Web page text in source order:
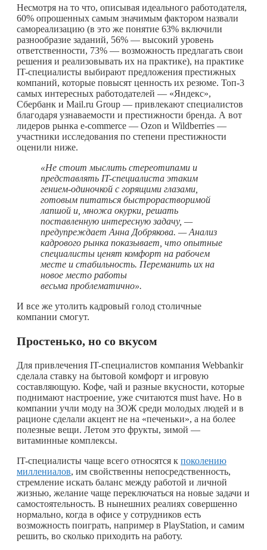
Несмотря на то что, описывая идеального работодателя,
60% опрошенных самым значимым фактором назвали
самореализацию (в это же понятие 63% включили
разнообразие заданий, 56% — высокий уровень
ответственности, 73% — возможность предлагать свои
решения и реализовывать их на практике), на практике
IT-специалисты выбирают предложения престижных
компаний, которые повысят ценность их резюме. Топ-3
самых интересных работодателей — «Яндекс»,
Сбербанк и Mail.ru Group — привлекают специалистов
благодаря узнаваемости и престижности бренда. А вот
лидеров рынка e-commerce — Ozon и Wildberries —
участники исследования по степени престижности
оценили ниже.
«Не стоит мыслить стереотипами и
представлять IT-специалиста этаким
гением-одиночкой с горящими глазами,
готовым питаться быстрорастворимой
лапшой и, множа окурки, решать
поставленную интересную задачу, —
предупреждает Анна Добрякова. — Анализ
кадрового рынка показывает, что опытные
специалисты ценят комфорт на рабочем
месте и стабильность. Переманить их на
новое место работы
весьма проблематично».
И все же утолить кадровый голод столичные
компании смогут.
Простенько, но со вкусом
Для привлечения IT-специалистов компания Webbankir
сделала ставку на бытовой комфорт и игровую
составляющую. Кофе, чай и разные вкусности, которые
поднимают настроение, уже считаются must have. Но в
компании учли моду на ЗОЖ среди молодых людей и в
рационе сделали акцент не на «печеньки», а на более
полезные вещи. Летом это фрукты, зимой —
витаминные комплексы.
IT-специалисты чаще всего относятся к поколению
миллениалов, им свойственны непосредственность,
стремление искать баланс между работой и личной
жизнью, желание чаще переключаться на новые задачи и
самостоятельность. В нынешних реалиях совершенно
нормально, когда в офисе у сотрудников есть
возможность поиграть, например в PlayStation, и самим
решить, во сколько приходить на работу.